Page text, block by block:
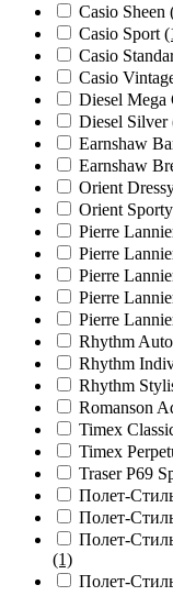
Casio Sheen
Casio Sport
Casio
Casio
Diesel Mega
Diesel Silver
Earnshaw
Earnshaw
Orient
Orient Sporty
Pierre
Pierre
Pierre
Pierre
Pierre
Rhythm
Rhythm
Rhythm
Romanson
Timex
Timex
Traser P69
Полет-
Полет-
Полет-
(1)
Полет-